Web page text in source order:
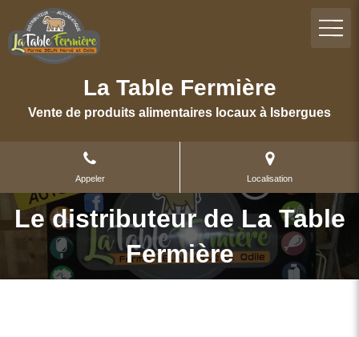
La Table Fermière
Vente de produits alimentaires locaux à Isbergues
Appeler Localisation
Le distributeur de La Table
Fermière